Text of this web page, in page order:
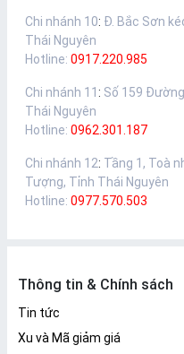
Chi nhánh 10: Đ. Bắc Sơn
Thái Nguyên
Hotline: 0917.220.985
Chi nhánh 11 : Số 159
Thái Nguyên
Hotline: 0962.301.187
Chi nhánh 12: Tầng 1, Toà
Tượng, Tỉnh Thái Nguyên
Hotline: 0977.570.503
Thông tin & Chính sách
Tin tức
Xu và Mã giảm giá